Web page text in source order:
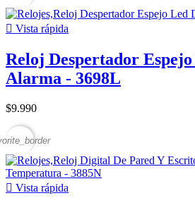
 Vista rápida
Reloj Despertador
Alarma - 3698L
$9.990
 Vista rápida